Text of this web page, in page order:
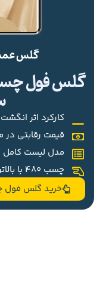
گلس
گلس فول
کارکرد اثر انگشت
قیمت رقابتی در
مدل لیست کامل
چسب 480 با بالاترین کیفیت
خرید گلس